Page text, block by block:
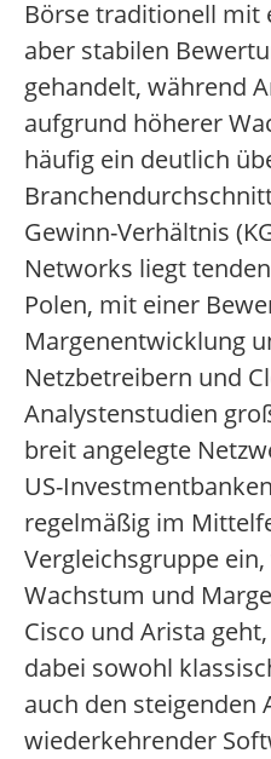
Börse traditionell mit
aber stabilen
gehandelt, während
aufgrund höherer
häufig ein deutlich
Gewinn-Verhältnis
Networks liegt
Polen, mit einer
Margenentwicklung
Netzbetreibern und
Analystenstudien
breit angelegte
US-
regelmäßig im
Vergleichsgruppe
Wachstum und
Cisco und Arista
dabei sowohl
auch den steigenden
wiederkehrender